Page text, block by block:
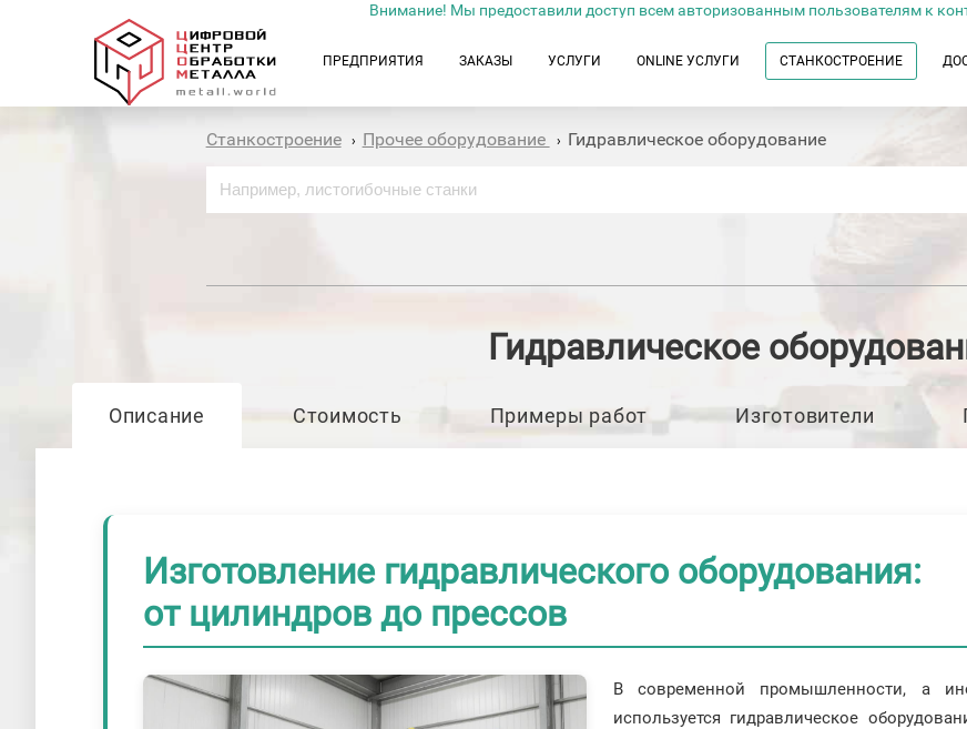
Внимание! Мы предоставили доступ всем авторизованным пользователям к
ПРЕДПРИЯТИЯ ЗАКАЗЫ УСЛУГИ ONLINE УСЛУГИ СТАНКОСТРОЕНИЕ
Станкостроение› Прочее оборудование › Гидравлическое оборудование
Гидравлическое
Описание Стоимость Примеры работ Изготовители
Изготовление гидравлического оборудования:
от цилиндров до прессов
В современной промышленности, а
используется гидравлическое